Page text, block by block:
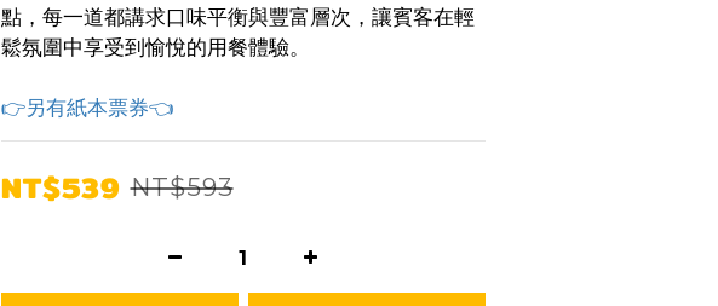
點，每一道都講求口味平衡與豐富層次，讓賓客在輕
鬆氛圍中享受到愉悅的用餐體驗。
👉另有紙本票券👈
NT$539 NT$593